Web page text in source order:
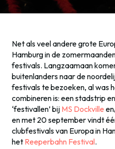
Net als veel andere grote
Hamburg in de
festivals. Langzaamaan
buitenlanders naar de
festivals te bezoeken, al was
combineren is: een stadstrip
‘festivallen’ bij MS Dockville
en met 20 september vindt
clubfestivals van Europa in
het Reeperbahn Festival.